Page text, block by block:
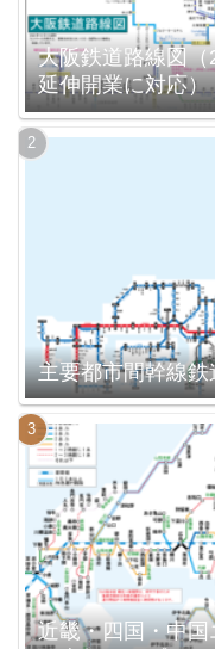
大阪鉄道路線図
延伸開業に対応）
主要都市間幹線
近畿・四国・中